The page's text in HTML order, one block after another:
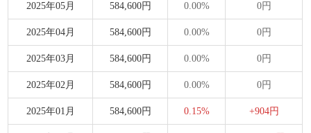
2025年05月 584,600円 0.00% 0円
2025年04月 584,600円 0.00% 0円
2025年03月 584,600円 0.00% 0円
2025年02月 584,600円 0.00% 0円
2025年01月 584,600円 0.15% +904円